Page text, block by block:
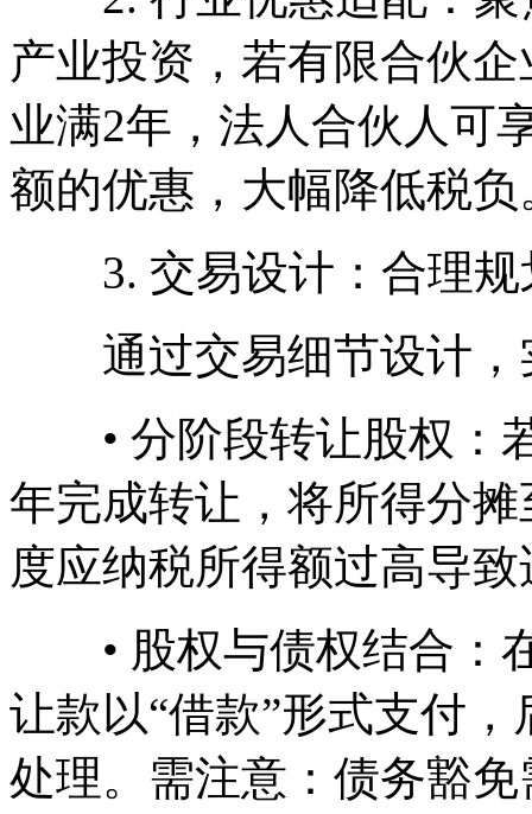
产业投资，若有限合伙
业满2年，法人合伙人可
额的优惠，大幅降低税负
3. 交易设计：合理规
通过交易细节设计，
• 分阶段转让股权：
年完成转让，将所得分
度应纳税所得额过高导
• 股权与债权结合：
让款以“借款”形式支付
处理。需注意：债务豁